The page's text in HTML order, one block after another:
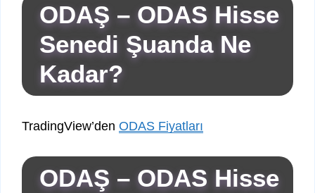
ODAŞ – ODAS Hisse
Senedi Şuanda Ne
Kadar?
TradingView’den ODAS Fiyatları
ODAŞ – ODAS Hisse